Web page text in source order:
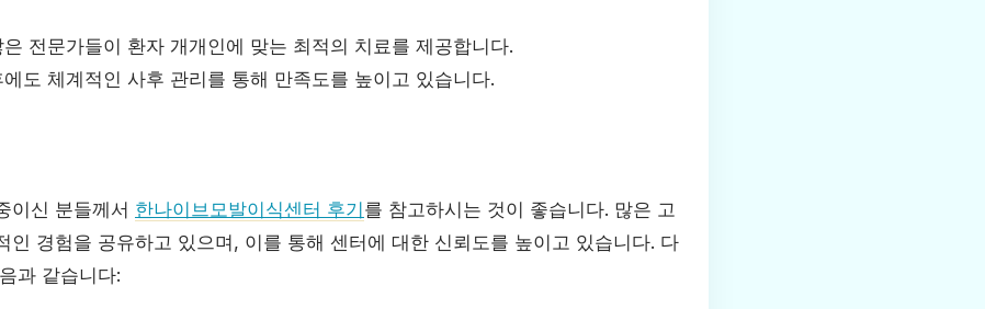
전문가들이 환자 개개인에 맞는 최적의 치료를 제공합니다.
도 체계적인 사후 관리를 통해 만족도를 높이고 있습니다.
이신 분들께서 한나이브모발이식센터 후기 를 참고하시는 것이 좋습니다. 많은 고
인 경험을 공유하고 있으며, 이를 통해 센터에 대한 신뢰도를 높이고 있습니다. 다
과 같습니다: